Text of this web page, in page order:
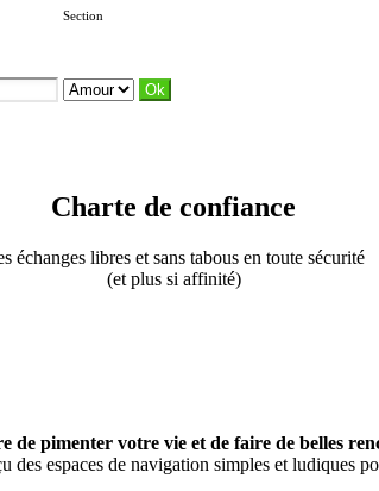
Section
Charte de confiance
échanges libres et sans tabous en toute sécurité
(et plus si affinité)
pimenter votre vie et de faire de belles
espaces de navigation simples et ludiques